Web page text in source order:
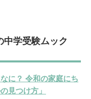
中学受験ムック
に？ 令和の家庭にち
見つけ方」